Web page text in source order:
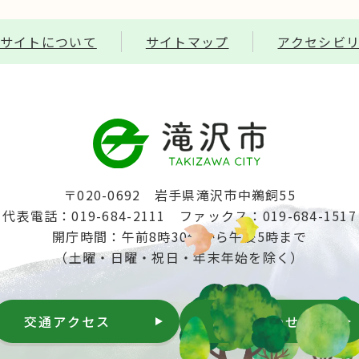
イトについて サイトマップ アクセシビ
〒020-0692 岩手県滝沢市中鵜飼55
代表電話：019-684-2111 ファックス：019-684-1517
開庁時間：午前8時30分から午後5時まで
（土曜・日曜・祝日・年末年始を除く）
交通アクセス お問い合わせ